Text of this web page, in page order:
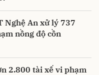
Nghệ An xử lý 737
nồng độ cồn
2.800 tài xế vi phạm